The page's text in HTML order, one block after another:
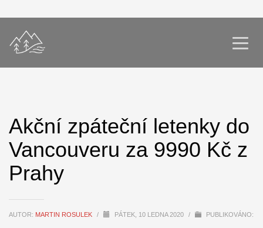
Akční zpáteční letenky do
Vancouveru za 9990 Kč z
Prahy
AUTOR: MARTIN ROSULEK / PÁTEK, 10 LEDNA 2020 / PUBLIKOVÁNO: